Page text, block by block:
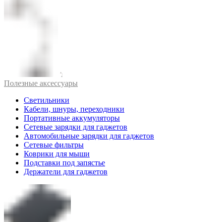
Полезные аксессуары
Светильники
Кабели, шнуры, переходники
Портативные аккумуляторы
Сетевые зарядки для гаджетов
Автомобильные зарядки для гаджетов
Сетевые фильтры
Коврики для мыши
Подставки под запястье
Держатели для гаджетов